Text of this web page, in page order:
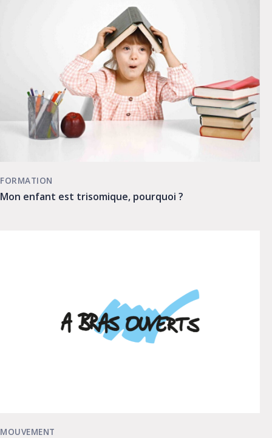
Mon enfant est trisomique, pourquoi ?
FORMATION
MOUVEMENT